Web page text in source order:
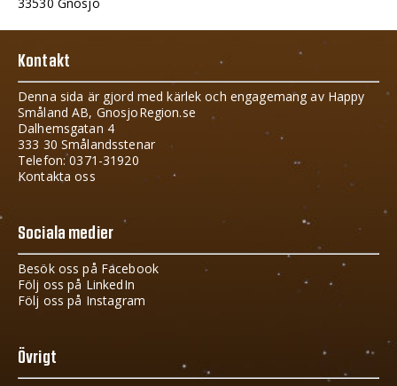
Kontakt
Denna sida är gjord med kärlek och engagemang av Happy
Småland AB, GnosjoRegion.se
Dalhemsgatan 4
333 30 Smålandsstenar
Telefon: 0371-31920
Kontakta oss
Sociala medier
Besök oss på Facebook
Följ oss på LinkedIn
Följ oss på Instagram
Övrigt